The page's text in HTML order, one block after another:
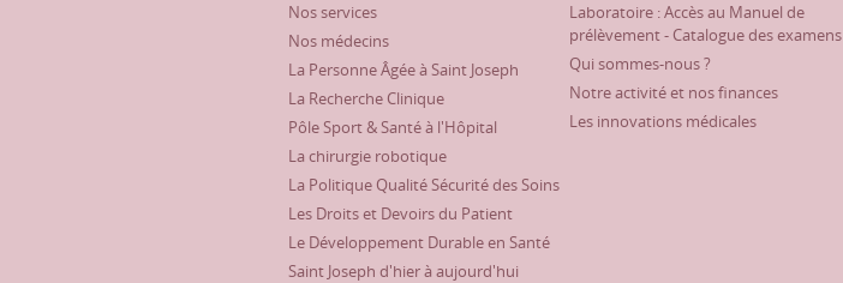
Nos services
Nos médecins
La Personne Âgée à Saint Joseph
La Recherche Clinique
Pôle Sport & Santé à l'Hôpital
La chirurgie robotique
La Politique Qualité Sécurité des Soins
Les Droits et Devoirs du Patient
Le Développement Durable en Santé
Saint Joseph d'hier à aujourd'hui
Laboratoire : Accès au Manuel de
prélèvement - Catalogue des examens
Qui sommes-nous ?
Notre activité et nos finances
Les innovations médicales